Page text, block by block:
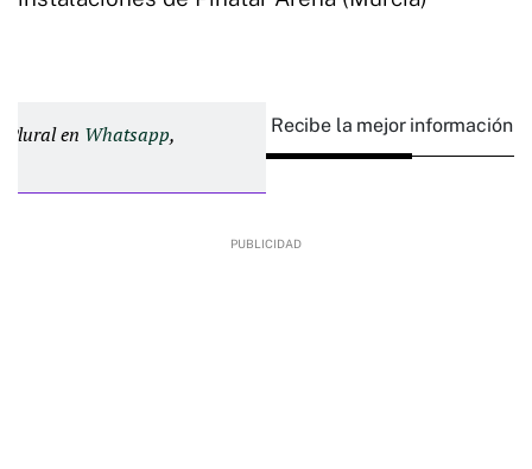
Plural en Whatsapp, Recibe la mejor información